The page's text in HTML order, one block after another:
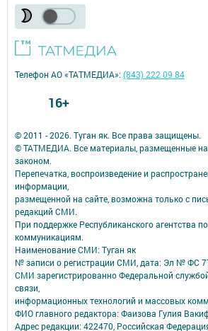
© 2011 - 2026. Туган як. Все права защищены.
© ТАТМЕДИА. Все материалы, размещенные
законом.
Перепечатка, воспроизведение и
информации,
размещенной на сайте, возможна только с
редакций СМИ.
При поддержке Республиканского агентства
коммуникациям.
Наименование СМИ: Туган як
№ записи о регистрации СМИ, дата: Эл № ФС
СМИ зарегистрированно Федеральной
связи,
информационных технологий и массовых
ФИО главного редактора: Фаизова Гулия
Адрес редакции: 422470, Российская
Телефон АО «ТАТМЕДИА»:(843) 222 09 84
16+